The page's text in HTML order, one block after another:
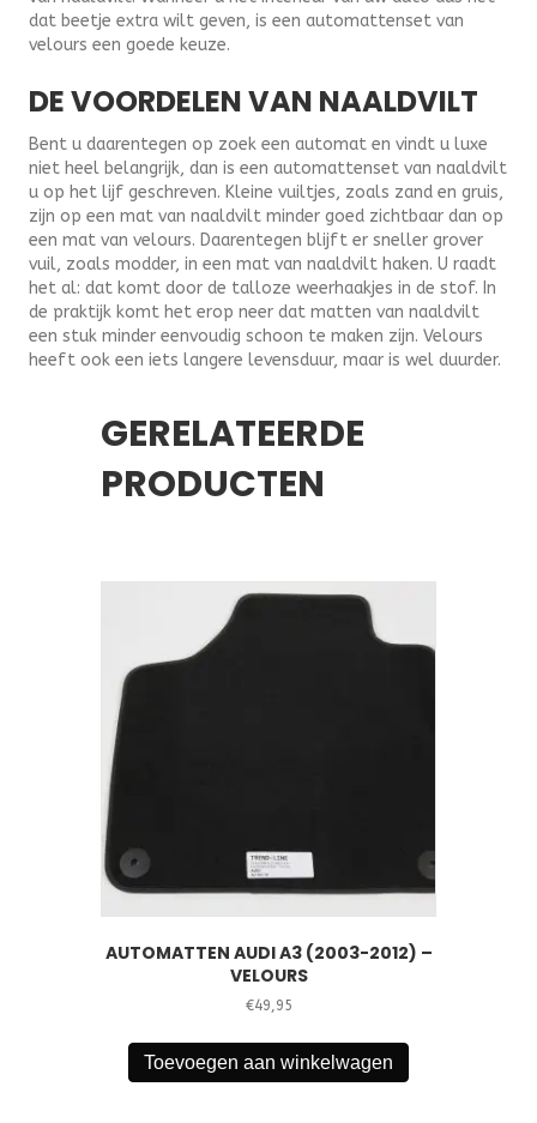
dat beetje extra wilt geven, is een automattenset van
velours een goede keuze.
DE VOORDELEN VAN NAALDVILT
Bent u daarentegen op zoek een automat en vindt u luxe
niet heel belangrijk, dan is een automattenset van naaldvilt
u op het lijf geschreven. Kleine vuiltjes, zoals zand en gruis,
zijn op een mat van naaldvilt minder goed zichtbaar dan op
een mat van velours. Daarentegen blijft er sneller grover
vuil, zoals modder, in een mat van naaldvilt haken. U raadt
het al: dat komt door de talloze weerhaakjes in de stof. In
de praktijk komt het erop neer dat matten van naaldvilt
een stuk minder eenvoudig schoon te maken zijn. Velours
heeft ook een iets langere levensduur, maar is wel duurder.
GERELATEERDE
PRODUCTEN
AUTOMATTEN AUDI A3 (2003-2012) –
VELOURS
€49,95
Toevoegen aan winkelwagen